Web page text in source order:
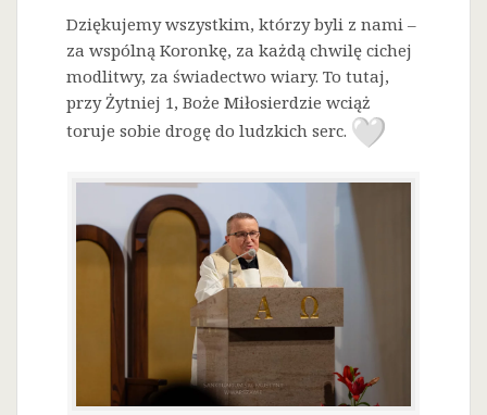
Dziękujemy wszystkim, którzy byli z nami –
za wspólną Koronkę, za każdą chwilę cichej
modlitwy, za świadectwo wiary. To tutaj,
przy Żytniej 1, Boże Miłosierdzie wciąż
toruje sobie drogę do ludzkich serc.